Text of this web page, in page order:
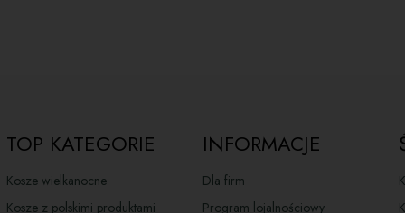
TOP KATEGORIE
Kosze wielkanocne
Kosze z polskimi produktami
INFORMACJE
Dla firm
Program lojalnościowy